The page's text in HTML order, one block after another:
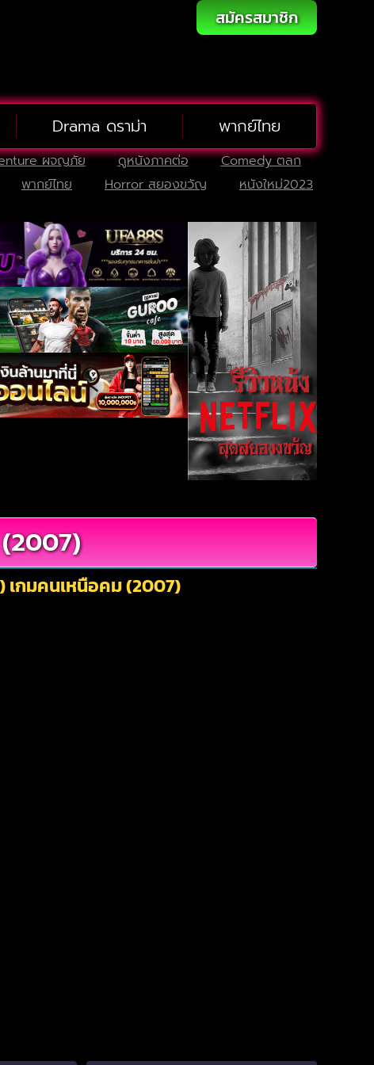
สมัครสมาชิก
Drama ดราม่า พากย์ไทย
ผจญภัย ดูหนังภาคต่อ
Comedy ตลก
พากย์ไทย Horror สยองขวัญ หนังใหม่2023
กมคนเหนือคม (2007)